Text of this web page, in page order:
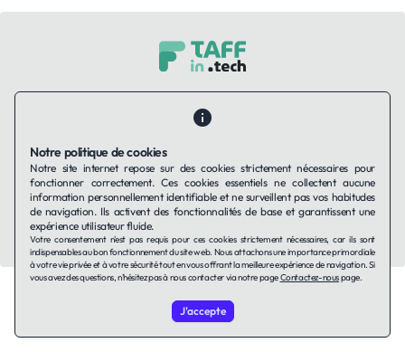
Politique de confidentialité
LinkedIn
© 2026 TAFFin.Tech. Tous droits réservés.
Notre politique de cookies
Notre site internet repose sur des cookies strictement nécessaires pour
fonctionner correctement. Ces cookies essentiels ne collectent aucune
information personnellement identifiable et ne surveillent pas vos habitudes
de navigation. Ils activent des fonctionnalités de base et garantissent une
expérience utilisateur fluide.
Votre consentement n'est pas requis pour ces cookies strictement nécessaires, car ils sont
indispensables au bon fonctionnement du site web. Nous attachons une importance primordiale
à votre vie privée et à votre sécurité tout en vous offrant la meilleure expérience de navigation. Si
vous avez des questions, n'hésitez pas à nous contacter via notre pageContactez-nouspage.
J'accepte